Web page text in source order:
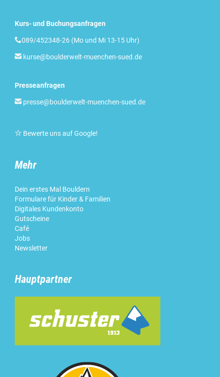
Kurs- und Buchungsanfragen
089/452348-26 (Mo und Mi 13-15 Uhr)
 kurse@boulderwelt-muenchen-sued.de
Presseanfragen
 presse@boulderwelt-muenchen-sued.de
 Bewerte uns auf Google!
Mehr
Dein erstes Mal Bouldern
Formulare für Kinder & Familien
Digitales Kundenkonto
Gutscheine
Café
Jobs
Newsletter
Hauptpartner